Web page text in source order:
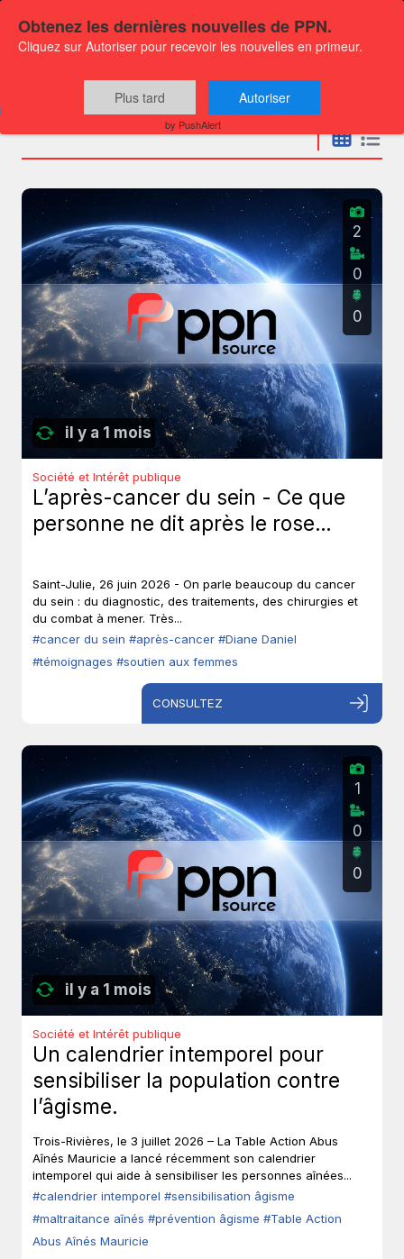
Communiqués
il y a 1 mois
2
0
0
Société et Intérêt publique
L’après-cancer du sein - Ce que
personne ne dit après le rose…
Saint-Julie, 26 juin 2026 - On parle beaucoup du cancer
du sein : du diagnostic, des traitements, des chirurgies et
du combat à mener. Très...
#cancer du sein #après-cancer #Diane Daniel
#témoignages #soutien aux femmes
CONSULTEZ
il y a 1 mois
1
0
0
Société et Intérêt publique
Un calendrier intemporel pour
sensibiliser la population contre
l’âgisme.
Trois-Rivières, le 3 juillet 2026 – La Table Action Abus
Aînés Mauricie a lancé récemment son calendrier
intemporel qui aide à sensibiliser les personnes aînées...
#calendrier intemporel #sensibilisation âgisme
#maltraitance aînés #prévention âgisme #Table Action
Abus Aînés Mauricie
Obtenez les dernières nouvelles de PPN.
Cliquez sur Autoriser pour recevoir les nouvelles en primeur.
Plus tard Autoriser
by PushAlert